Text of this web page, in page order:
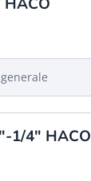
1/4" HACO